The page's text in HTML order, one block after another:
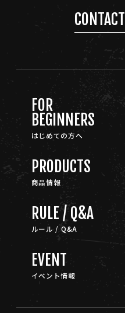
CONTACT
FOR
BEGINNERS
はじめての方へ
PRODUCTS
商品情報
RULE / Q&A
ルール / Q&A
EVENT
イベント情報